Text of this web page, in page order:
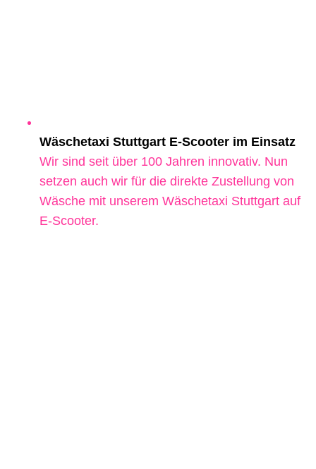
Wäschetaxi Stuttgart E-Scooter im Einsatz
Wir sind seit über 100 Jahren innovativ. Nun
setzen auch wir für die direkte Zustellung von
Wäsche mit unserem Wäschetaxi Stuttgart auf
E-Scooter.